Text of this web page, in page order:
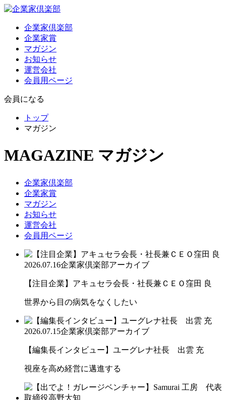
企業家倶楽部
企業家賞
マガジン
お知らせ
運営会社
会員用ページ
会員になる
トップ
マガジン
MAGAZINE マガジン
企業家倶楽部
企業家賞
マガジン
お知らせ
運営会社
会員用ページ
2026.07.16企業家倶楽部アーカイブ
【注目企業】アキュセラ会長・社長兼ＣＥＯ窪田 良
世界から目の病気をなくしたい
2026.07.15企業家倶楽部アーカイブ
【編集長インタビュー】ユーグレナ社長 出雲 充
視座を高め経営に邁進する